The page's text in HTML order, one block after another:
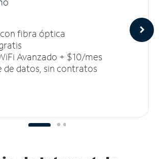
fibra óptica
Avanzado + $10/mes
de datos, sin contratos